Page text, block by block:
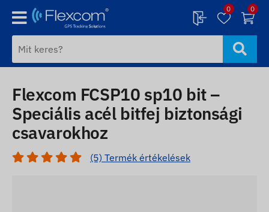
0 0
Flexcom FCSP10 sp10 bit –
Speciális acél bitfej biztonsági
csavarokhoz
(5) Termék értékelések